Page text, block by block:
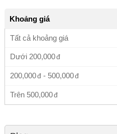
Khoảng giá
Tất cả khoảng giá
Dưới 200,000
200,000 - 500,000
Trên 500,000